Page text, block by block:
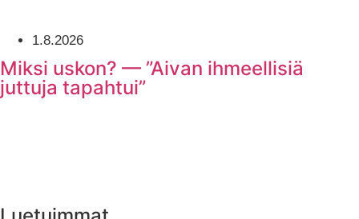
1.8.2026
Miksi uskon? — ”Aivan ihmeellisiä
juttuja tapahtui”